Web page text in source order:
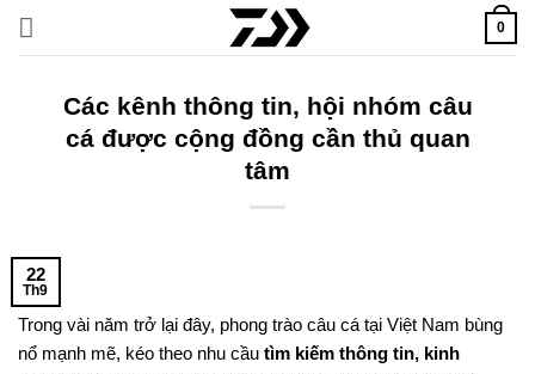
qua
0
Các kênh thông tin, hội nhóm câu
cá được cộng đồng cần thủ quan
tâm
22
Th9
Trong vài năm trở lại đây, phong trào câu cá tại Việt Nam bùng
nổ mạnh mẽ, kéo theo nhu cầu tìm kiếm thông tin, kinh